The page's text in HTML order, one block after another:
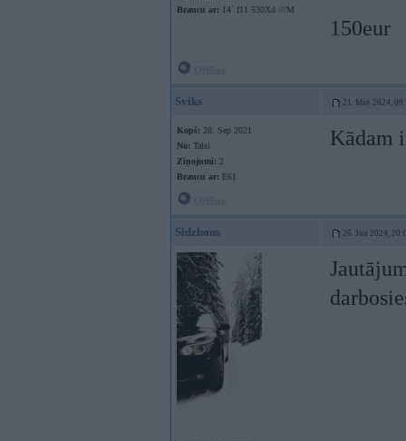
Braucu ar: 14` f11 530Xd ///M
150eur
Sviks 21. May 2024,
Kopš: 28. Sep 2021
No: Talsi
Ziņojumi: 2
Braucu ar: E61
Kādam
Sidzhons 26. Jun 2024,